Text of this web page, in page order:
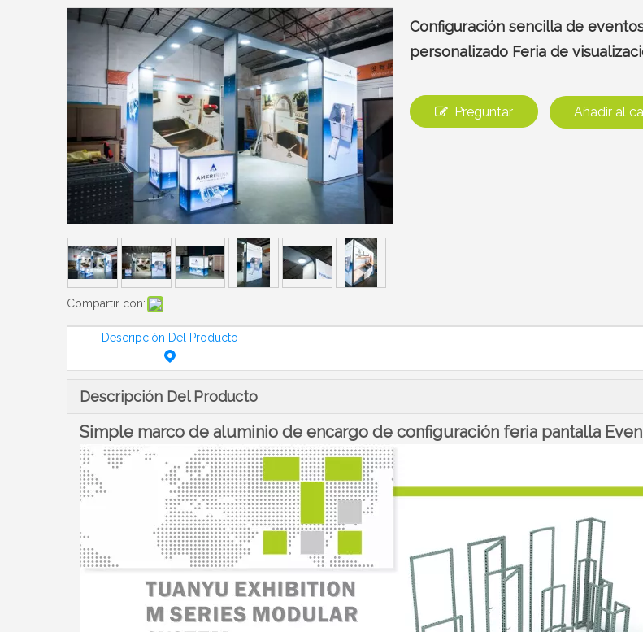
Compartir con:
Configuración sencilla de
personalizado Feria de
Preguntar Añadir al
Descripción Del Producto
Descripción Del Producto
Simple marco de aluminio de encargo de configuración feria pantalla